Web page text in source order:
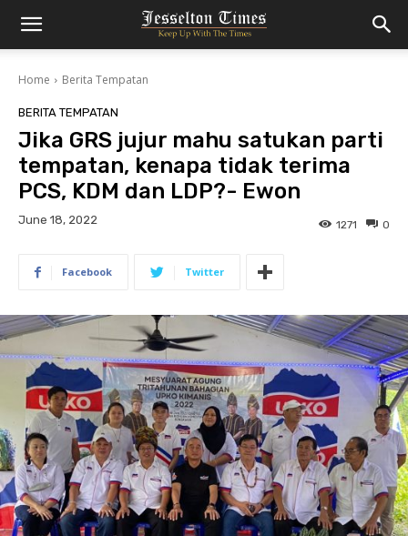
Home Berita Tempatan
BERITA TEMPATAN
Jika GRS jujur mahu satukan parti
tempatan, kenapa tidak terima
PCS, KDM dan LDP?- Ewon
June 18, 2022 0
1271
Facebook Twitter